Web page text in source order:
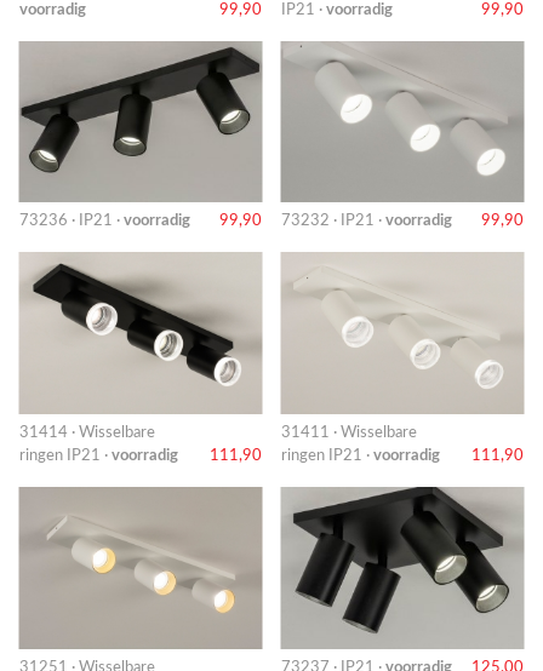
voorradig
99,90
IP21 · voorradig 99,90
73236 · IP21 · voorradig 99,90 73232 · IP21 · voorradig 99,90
31414 · Wisselbare
ringen IP21 · voorradig 111,90
31411 · Wisselbare
ringen IP21 · voorradig 111,90
31251 · Wisselbare
73237 · IP21 · voorradig 125,00